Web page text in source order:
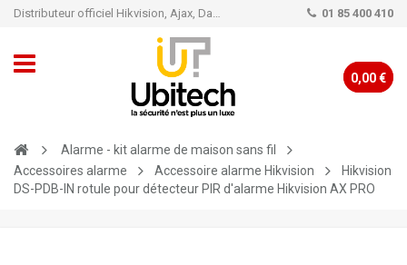
Distributeur officiel Hikvision, Ajax, Dahua, TP-Link - Caméra de vidéo surveillance - Alarme 01 85 400 410
0,00 €
Alarme - kit alarme de maison sans fil
Accessoires alarme
Accessoire alarme Hikvision
Hikvision
DS-PDB-IN rotule pour détecteur PIR d'alarme Hikvision AX PRO